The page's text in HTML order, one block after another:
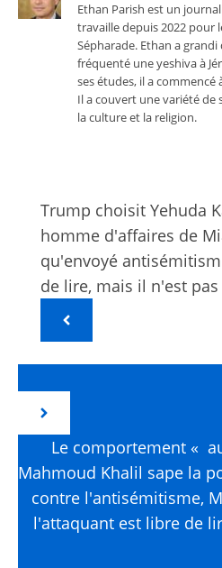
Ethan Parish est un
travaille depuis 2022 pour
Sépharade. Ethan a
fréquenté une yeshiva à
ses études, il a
Il a couvert une variété
la culture et la religion.
Trump choisit Yehuda
homme d'affaires de
qu'envoyé
de lire, mais il n'est
Le comportement «
Mahmoud Khalil sape la
contre l'antisémitisme,
l'attaquant est libre de